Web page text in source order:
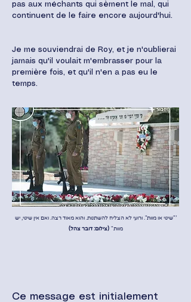
pas aux méchants qui sèment le mal, qui
continuent de le faire encore aujourd'hui.
Je me souviendrai de Roy, et je n'oublierai
jamais qu'il voulait m'embrasser pour la
première fois, et qu'il n'en a pas eu le
temps.
'"שינוי או מוות". ורועי לא הצליח להשתנות. והוא מאוד רצה. ואם אין שינוי, יש
מוות" (צילום: דובר צהל)
Ce message est initialement